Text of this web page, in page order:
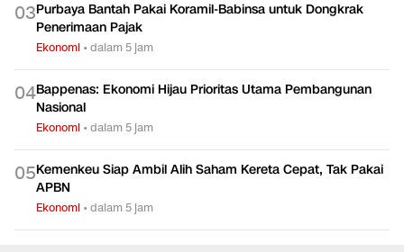
03Purbaya Bantah Pakai Koramil-Babinsa untuk Dongkrak
Penerimaan Pajak
Ekonomi •dalam 5 jam
04Bappenas: Ekonomi Hijau Prioritas Utama Pembangunan
Nasional
Ekonomi •dalam 5 jam
05Kemenkeu Siap Ambil Alih Saham Kereta Cepat, Tak Pakai
APBN
Ekonomi •dalam 5 jam